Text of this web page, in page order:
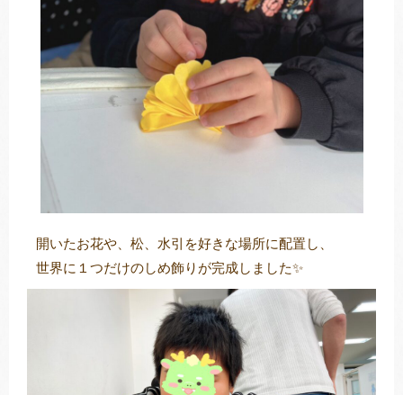
開いたお花や、松、水引を好きな場所に配置し、
世界に１つだけのしめ飾りが完成しました✨